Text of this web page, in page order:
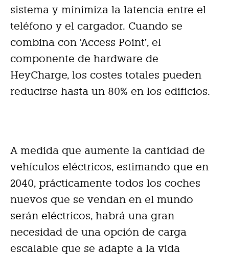
sistema y minimiza la latencia entre el
teléfono y el cargador. Cuando se
combina con ‘Access Point’, el
componente de hardware de
HeyCharge, los costes totales pueden
reducirse hasta un 80% en los edificios.
A medida que aumente la cantidad de
vehículos eléctricos, estimando que en
2040, prácticamente todos los coches
nuevos que se vendan en el mundo
serán eléctricos, habrá una gran
necesidad de una opción de carga
escalable que se adapte a la vida